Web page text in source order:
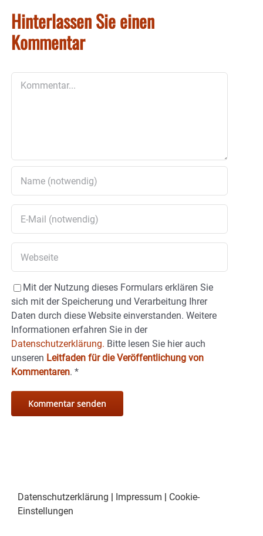
Hinterlassen Sie einen
Kommentar
Mit der Nutzung dieses Formulars erklären Sie
sich mit der Speicherung und Verarbeitung Ihrer
Daten durch diese Website einverstanden. Weitere
Informationen erfahren Sie in der
Datenschutzerklärung. Bitte lesen Sie hier auch
unseren Leitfaden für die Veröffentlichung von
Kommentaren. *
Datenschutzerklärung Impressum
Cookie-
Einstellungen